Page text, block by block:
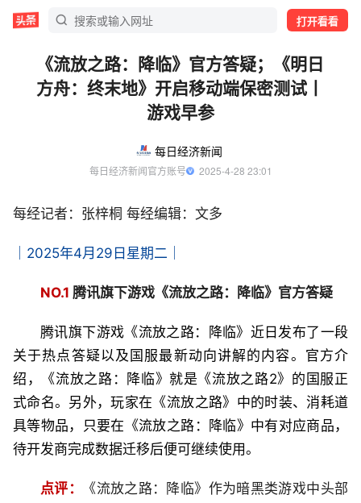
打开看看
《流放之路：降临》官方答疑；《明日
方舟：终末地》开启移动端保密测试丨
游戏早参
每日经济新闻
每日经济新闻官方账号
  2025-4-28 23:01
每经记者：张梓桐 每经编辑：文多
｜2025年4月29日星期二｜
NO.1 腾讯旗下游戏《流放之路：降临》官方答疑
腾讯旗下游戏《流放之路：降临》近日发布了一段
关于热点答疑以及国服最新动向讲解的内容。官方介
绍，《流放之路：降临》就是《流放之路2》的国服正
式命名。另外，玩家在《流放之路》中的时装、消耗道
具等物品，只要在《流放之路：降临》中有对应商品，
待开发商完成数据迁移后便可继续使用。
点评：
《流放之路：降临》作为暗黑类游戏中头部